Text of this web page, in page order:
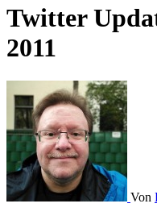
Twitter
2011
Von